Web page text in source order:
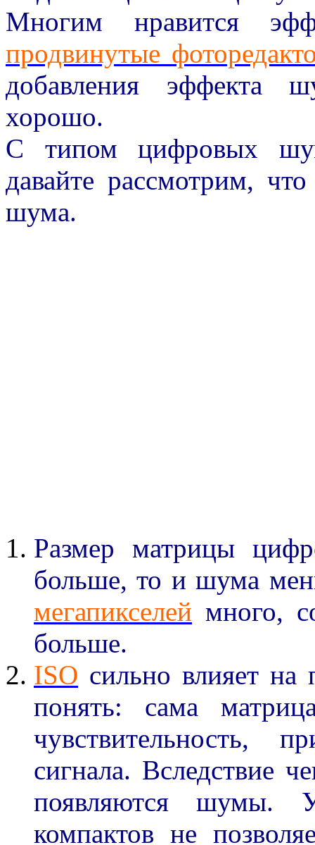
Многим нравится
продвинутые
добавления эффекта
хорошо.
С типом цифровых
давайте рассмотрим,
шума.
Размер матрицы
больше, то и шума
мегапикселей много,
больше.
ISO сильно влияет
понять: сама
чувствительность,
сигнала. Вследствие
появляются шумы.
компактов не